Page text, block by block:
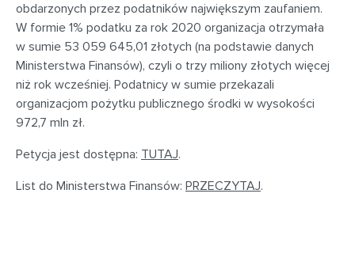
obdarzonych przez podatników największym zaufaniem.
W formie 1% podatku za rok 2020 organizacja otrzymała
w sumie 53 059 645,01 złotych (na podstawie danych
Ministerstwa Finansów), czyli o trzy miliony złotych więcej
niż rok wcześniej. Podatnicy w sumie przekazali
organizacjom pożytku publicznego środki w wysokości
972,7 mln zł.
Petycja jest dostępna: TUTAJ.
List do Ministerstwa Finansów: PRZECZYTAJ.